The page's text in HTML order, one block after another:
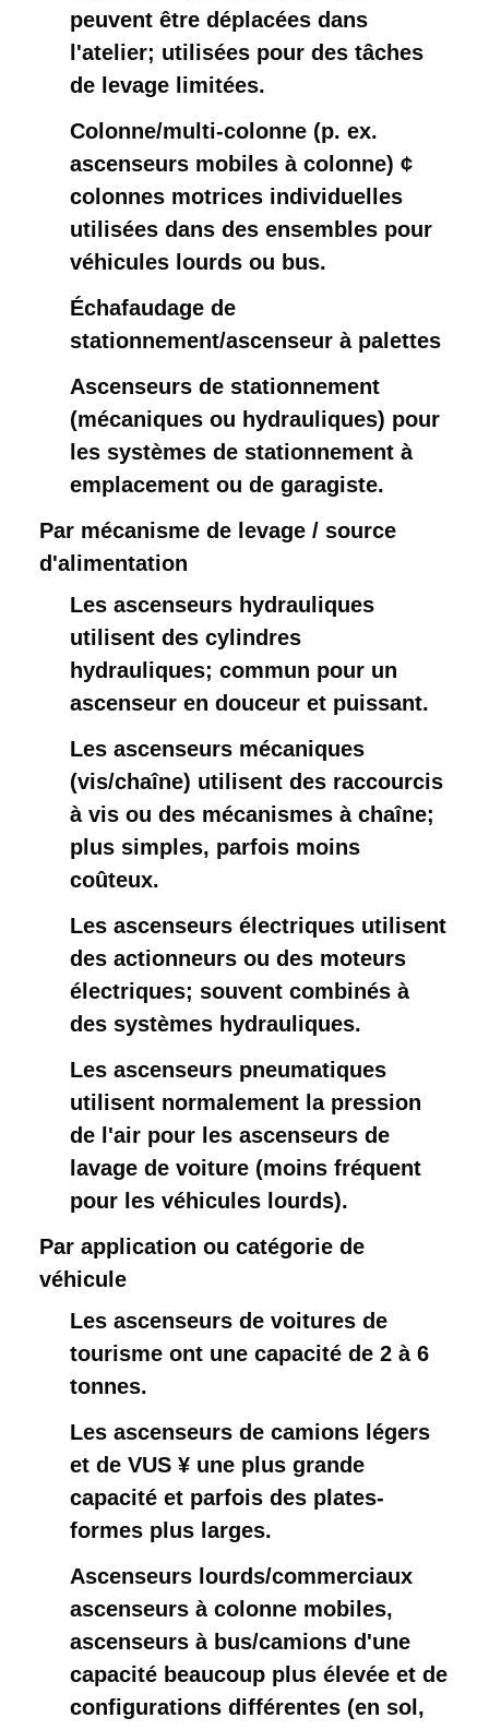
peuvent être déplacées dans
l'atelier; utilisées pour des tâches
de levage limitées.
Colonne/multi-colonne (p. ex.
ascenseurs mobiles à colonne) ¢
colonnes motrices individuelles
utilisées dans des ensembles pour
véhicules lourds ou bus.
Échafaudage de
stationnement/ascenseur à palettes
Ascenseurs de stationnement
(mécaniques ou hydrauliques) pour
les systèmes de stationnement à
emplacement ou de garagiste.
Par mécanisme de levage / source
d'alimentation
Les ascenseurs hydrauliques
utilisent des cylindres
hydrauliques; commun pour un
ascenseur en douceur et puissant.
Les ascenseurs mécaniques
(vis/chaîne) utilisent des raccourcis
à vis ou des mécanismes à chaîne;
plus simples, parfois moins
coûteux.
Les ascenseurs électriques utilisent
des actionneurs ou des moteurs
électriques; souvent combinés à
des systèmes hydrauliques.
Les ascenseurs pneumatiques
utilisent normalement la pression
de l'air pour les ascenseurs de
lavage de voiture (moins fréquent
pour les véhicules lourds).
Par application ou catégorie de
véhicule
Les ascenseurs de voitures de
tourisme ont une capacité de 2 à 6
tonnes.
Les ascenseurs de camions légers
et de VUS ¥ une plus grande
capacité et parfois des plates-
formes plus larges.
Ascenseurs lourds/commerciaux ️
ascenseurs à colonne mobiles,
ascenseurs à bus/camions d'une
capacité beaucoup plus élevée et de
configurations différentes (en sol,